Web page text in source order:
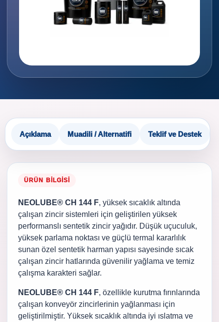
Açıklama Muadili / Alternatifi Teklif ve Destek
ÜRÜN BILGISI
NEOLUBE® CH 144 F, yüksek sıcaklık altında
çalışan zincir sistemleri için geliştirilen yüksek
performanslı sentetik zincir yağıdır. Düşük uçuculuk,
yüksek parlama noktası ve güçlü termal kararlılık
sunan özel sentetik harman yapısı sayesinde sıcak
çalışan zincir hatlarında güvenilir yağlama ve temiz
çalışma karakteri sağlar.
NEOLUBE® CH 144 F, özellikle kurutma fırınlarında
çalışan konveyör zincirlerinin yağlanması için
geliştirilmiştir. Yüksek sıcaklık altında iyi ıslatma ve